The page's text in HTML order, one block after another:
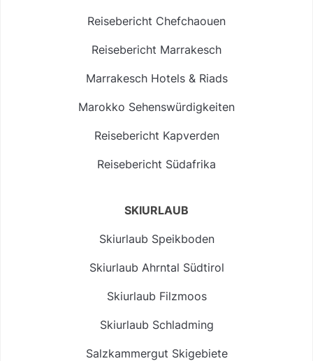
Reisebericht Chefchaouen
Reisebericht Marrakesch
Marrakesch Hotels & Riads
Marokko Sehenswürdigkeiten
Reisebericht Kapverden
Reisebericht Südafrika
SKIURLAUB
Skiurlaub Speikboden
Skiurlaub Ahrntal Südtirol
Skiurlaub Filzmoos
Skiurlaub Schladming
Salzkammergut Skigebiete